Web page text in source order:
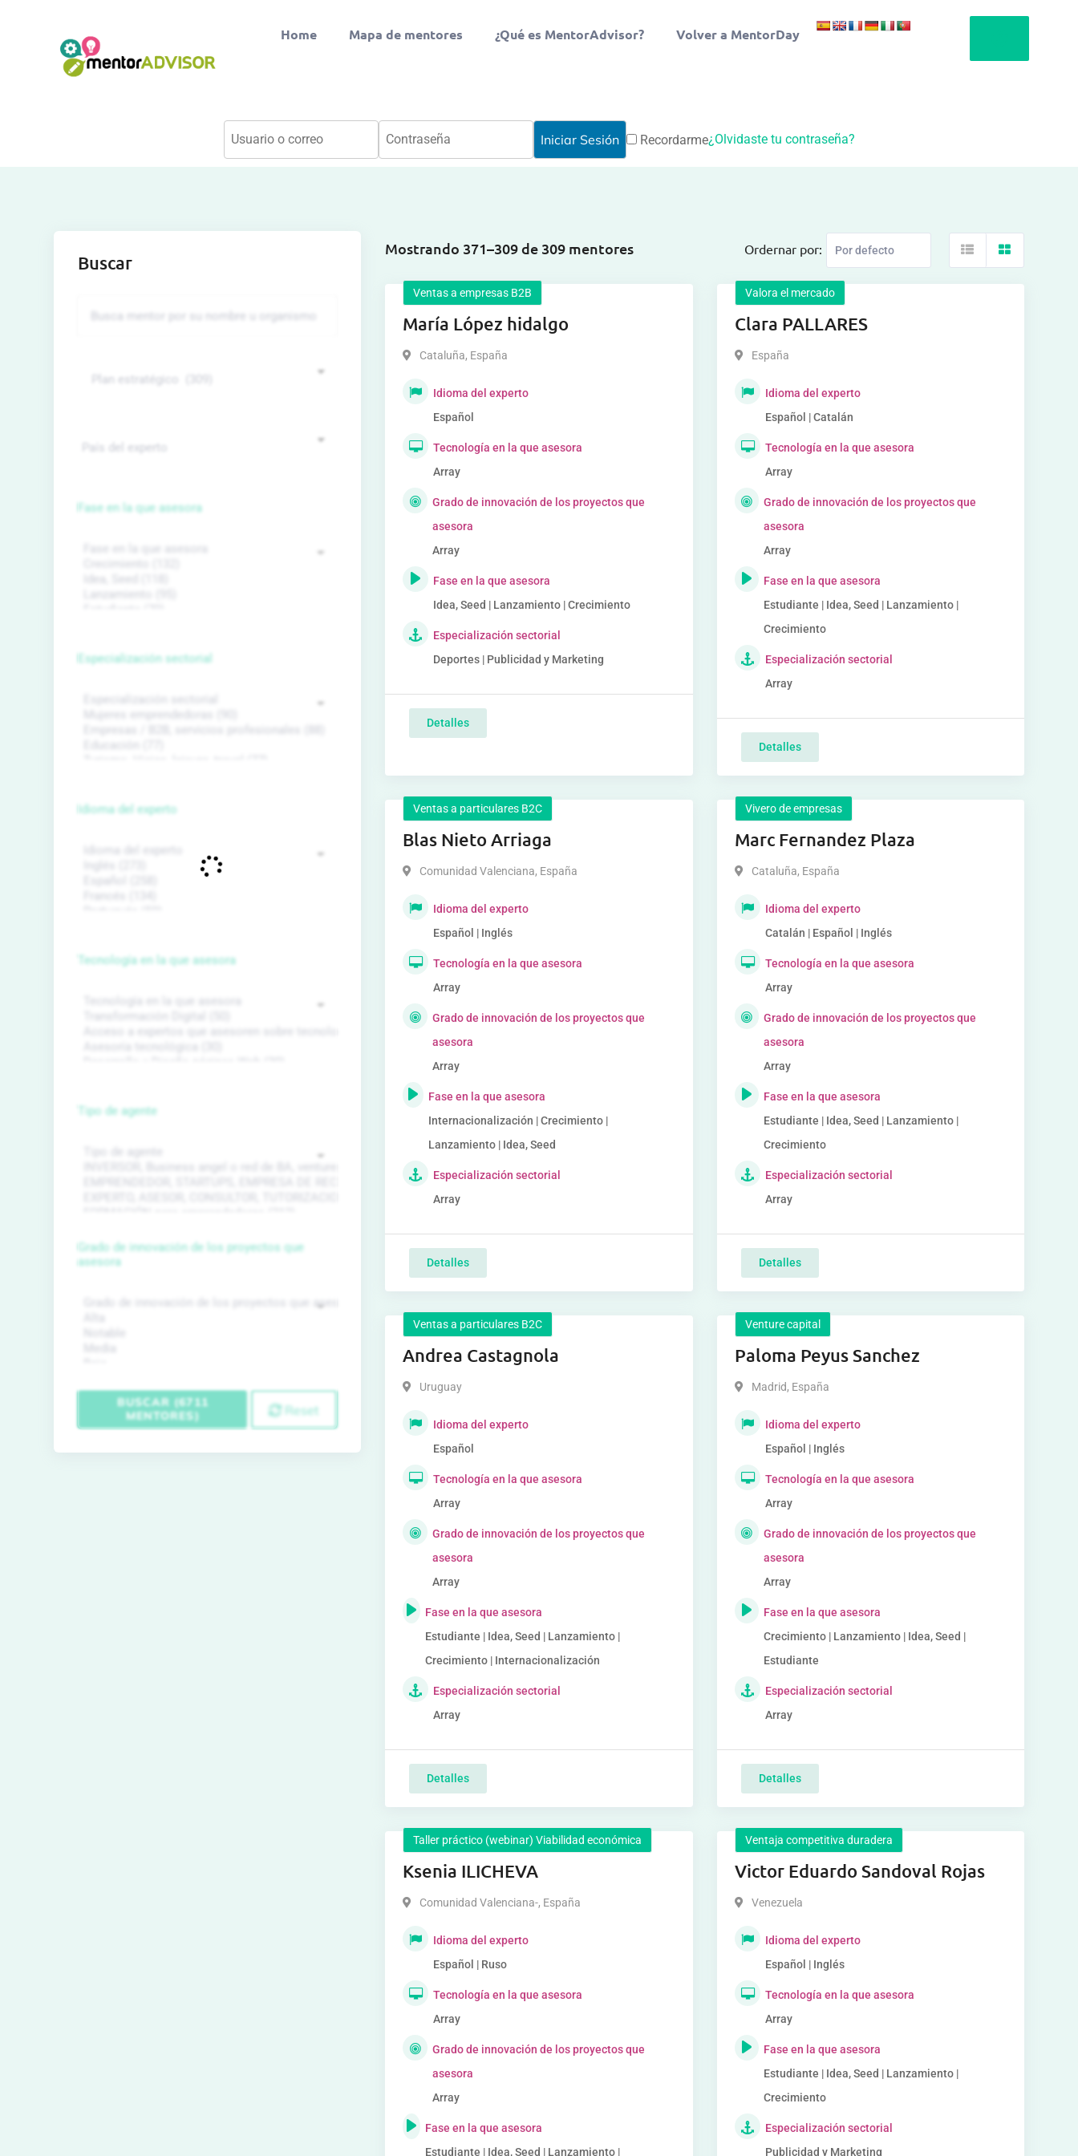
Home Mapa de mentores ¿Qué es MentorAdvisor? Volver a MentorDay
Recordarme¿Olvidaste tu contraseña?
Mostrando 371–309 de 309 mentores Ordernar por:
Ventas a empresas B2B
María López hidalgo
Cataluña, España
Idioma del experto
Español
Tecnología en la que asesora
Array
Grado de innovación de los proyectos que
asesora
Array
Fase en la que asesora
Idea, Seed | Lanzamiento | Crecimiento
Especialización sectorial
Deportes | Publicidad y Marketing
Detalles
Valora el mercado
Clara PALLARES
España
Idioma del experto
Español | Catalán
Tecnología en la que asesora
Array
Grado de innovación de los proyectos que
asesora
Array
Fase en la que asesora
Estudiante | Idea, Seed | Lanzamiento |
Crecimiento
Especialización sectorial
Array
Detalles
Ventas a particulares B2C
Blas Nieto Arriaga
Comunidad Valenciana, España
Idioma del experto
Español | Inglés
Tecnología en la que asesora
Array
Grado de innovación de los proyectos que
asesora
Array
Fase en la que asesora
Internacionalización | Crecimiento |
Lanzamiento | Idea, Seed
Especialización sectorial
Array
Detalles
Vivero de empresas
Marc Fernandez Plaza
Cataluña, España
Idioma del experto
Catalán | Español | Inglés
Tecnología en la que asesora
Array
Grado de innovación de los proyectos que
asesora
Array
Fase en la que asesora
Estudiante | Idea, Seed | Lanzamiento |
Crecimiento
Especialización sectorial
Array
Detalles
Ventas a particulares B2C
Andrea Castagnola
Uruguay
Idioma del experto
Español
Tecnología en la que asesora
Array
Grado de innovación de los proyectos que
asesora
Array
Fase en la que asesora
Estudiante | Idea, Seed | Lanzamiento |
Crecimiento | Internacionalización
Especialización sectorial
Array
Detalles
Venture capital
Paloma Peyus Sanchez
Madrid, España
Idioma del experto
Español | Inglés
Tecnología en la que asesora
Array
Grado de innovación de los proyectos que
asesora
Array
Fase en la que asesora
Crecimiento | Lanzamiento | Idea, Seed |
Estudiante
Especialización sectorial
Array
Detalles
Taller práctico (webinar) Viabilidad económica
Ksenia ILICHEVA
Comunidad Valenciana-, España
Idioma del experto
Español | Ruso
Tecnología en la que asesora
Array
Grado de innovación de los proyectos que
asesora
Array
Fase en la que asesora
Estudiante | Idea, Seed | Lanzamiento |
Ventaja competitiva duradera
Victor Eduardo Sandoval Rojas
Venezuela
Idioma del experto
Español | Inglés
Tecnología en la que asesora
Array
Fase en la que asesora
Estudiante | Idea, Seed | Lanzamiento |
Crecimiento
Especialización sectorial
Publicidad y Marketing
Buscar
Fase en la que asesora
Especialización sectorial
Idioma del experto
Tecnología en la que asesora
Tipo de agente
Grado de innovación de los proyectos que
asesora
BUSCAR (6711
MENTORES)
Reset